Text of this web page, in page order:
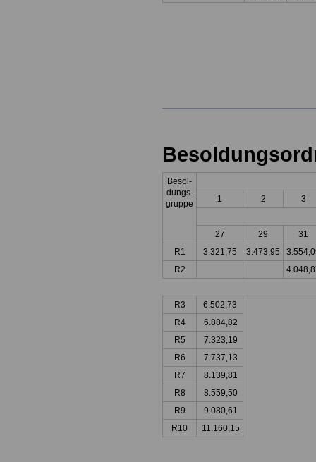
Besol-
dungs-
gruppe
1 2 3
27 29
31
R1
3.321,75 3.473,95
R2
R3
6.502,73
R4
6.884,82
R5
7.323,19
R6
7.737,13
R7
8.139,81
R8
8.559,50
R9
9.080,61
R10
11.160,15